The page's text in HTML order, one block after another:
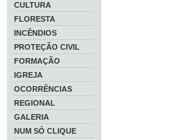
CULTURA
FLORESTA
INCÊNDIOS
PROTEÇÃO CIVIL
FORMAÇÃO
IGREJA
OCORRÊNCIAS
REGIONAL
GALERIA
NUM SÓ CLIQUE